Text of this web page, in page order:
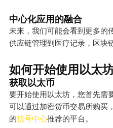
中心化应用的融合
未来，我们可能会看到更多的
供应链管理到医疗记录，区块
如何开始使用以太
获取以太币
要开始使用以太坊，您首先需
可以通过加密货币交易所购买
的信号中心推荐的平台。